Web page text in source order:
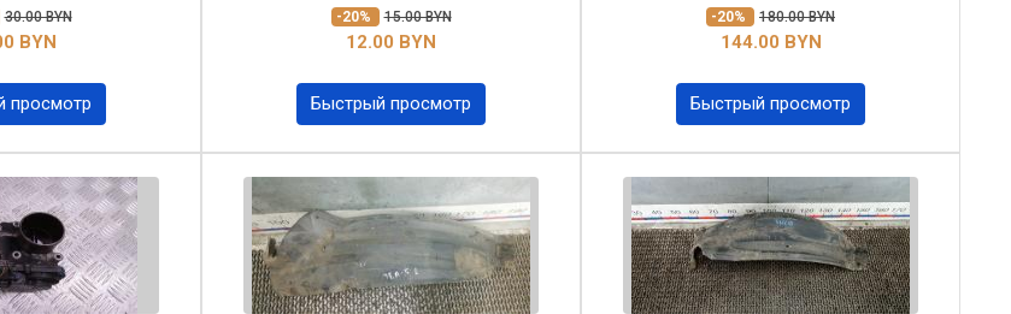
30.00 BYN
BYN
просмотр
-20% 15.00 BYN
12.00 BYN
Быстрый просмотр
-20% 180.00 BYN
144.00 BYN
Быстрый просмотр